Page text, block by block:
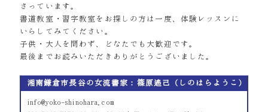
さっています。
書道教室・習字教室をお探しの方は一度、体験レッスンに
いらしてみてください。
子供・大人を問わず、どなたでも大歓迎です。
最後までお読みいただきありがとうございました。
湘南鎌倉市長谷の女流書家：篠原遙己（しのはらようこ）
info@yoko-shinohara.com